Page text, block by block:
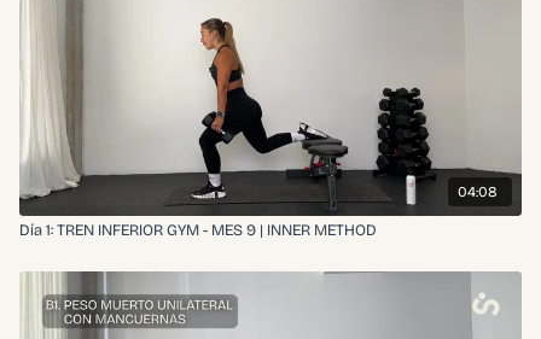
04:08
Día 1: TREN INFERIOR GYM - MES 9 | INNER METHOD